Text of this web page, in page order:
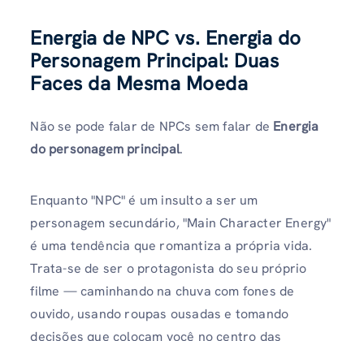
Energia de NPC vs. Energia do
Personagem Principal: Duas
Faces da Mesma Moeda
Não se pode falar de NPCs sem falar de Energia
do personagem principal.
Enquanto "NPC" é um insulto a ser um
personagem secundário, "Main Character Energy"
é uma tendência que romantiza a própria vida.
Trata-se de ser o protagonista do seu próprio
filme — caminhando na chuva com fones de
ouvido, usando roupas ousadas e tomando
decisões que colocam você no centro das